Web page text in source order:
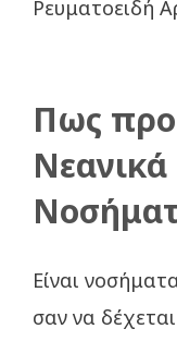
Ρευματοειδή
Πως
Είναι
σαν να